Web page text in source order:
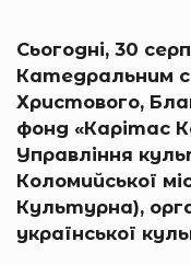
Сьогодні, 30
Катедральним
Христового,
фонд «Карітас
Управління
Коломийської
Культурна),
української